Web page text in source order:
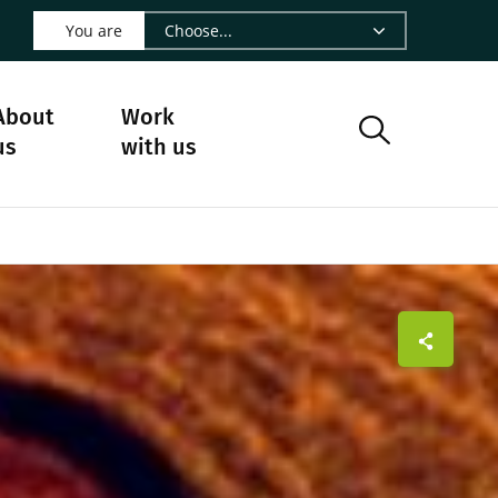
- CIRAD
Facebook - CIRAD
us on Instagram - CIRAD
us on Youtube - CIRAD
Follow us on Bluesky - CIRAD
page Contact us - CIRAD
to page RSS - CIRAD
You are
Work
with us